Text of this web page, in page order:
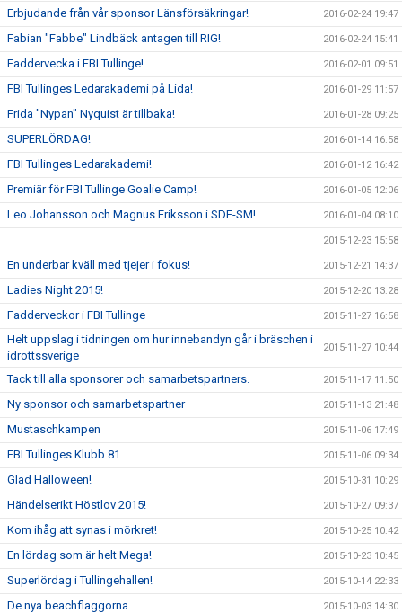
Erbjudande från vår sponsor Länsförsäkringar! 2016-02-24 19:47
Fabian "Fabbe" Lindbäck antagen till RIG! 2016-02-24 15:41
Faddervecka i FBI Tullinge! 2016-02-01 09:51
FBI Tullinges Ledarakademi på Lida! 2016-01-29 11:57
Frida "Nypan" Nyquist är tillbaka! 2016-01-28 09:25
SUPERLÖRDAG! 2016-01-14 16:58
FBI Tullinges Ledarakademi! 2016-01-12 16:42
Premiär för FBI Tullinge Goalie Camp! 2016-01-05 12:06
Leo Johansson och Magnus Eriksson i SDF-SM! 2016-01-04 08:10
2015-12-23 15:58
En underbar kväll med tjejer i fokus! 2015-12-21 14:37
Ladies Night 2015! 2015-12-20 13:28
Fadderveckor i FBI Tullinge 2015-11-27 16:58
Helt uppslag i tidningen om hur innebandyn går i bräschen i
idrottssverige
2015-11-27 10:44
Tack till alla sponsorer och samarbetspartners. 2015-11-17 11:50
Ny sponsor och samarbetspartner 2015-11-13 21:48
Mustaschkampen 2015-11-06 17:49
FBI Tullinges Klubb 81 2015-11-06 09:34
Glad Halloween! 2015-10-31 10:29
Händelserikt Höstlov 2015! 2015-10-27 09:37
Kom ihåg att synas i mörkret! 2015-10-25 10:42
En lördag som är helt Mega! 2015-10-23 10:45
Superlördag i Tullingehallen! 2015-10-14 22:33
De nya beachflaggorna 2015-10-03 14:30